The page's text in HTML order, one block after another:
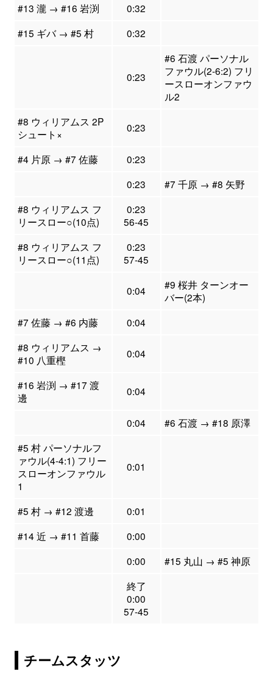
#13 瀧 → #16 岩渕
0:32
#15 ギバ → #5 村
0:32
0:23
#6 石渡 パーソナル
ファウル(2-6:2) フリ
ースローオンファウ
ル2
#8 ウィリアムス 2P
シュート×
0:23
#4 片原 → #7 佐藤
0:23
0:23
#7 千原 → #8 矢野
#8 ウィリアムス フ
リースロー○(10点)
0:23
56-45
#8 ウィリアムス フ
リースロー○(11点)
0:23
57-45
0:04
#9 桜井 ターンオー
バー(2本)
#7 佐藤 → #6 内藤
0:04
#8 ウィリアムス →
#10 八重樫
0:04
#16 岩渕 → #17 渡
邊
0:04
0:04
#6 石渡 → #18 原澤
#5 村 パーソナルフ
ァウル(4-4:1) フリー
スローオンファウル
1
0:01
#5 村 → #12 渡邊
0:01
#14 近 → #11 首藤
0:00
0:00
#15 丸山 → #5 神原
終了
0:00
57-45
チームスタッツ